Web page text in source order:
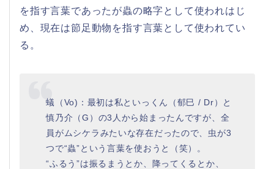
を指す言葉であったが蟲の略字として使われはじ
め、現在は節足動物を指す言葉として使われてい
る。
蟻（Vo)：最初は私といっくん（郁巳 / Dr）と
慎乃介（G）の3人から始まったんですが、全
員がムシケラみたいな存在だったので、虫が3
つで“蟲”という言葉を使おうと（笑）。
“ふるう”は振るまうとか、降ってくるとか、